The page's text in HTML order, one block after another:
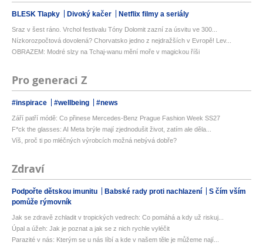
BLESK Tlapky Divoký kačer Netflix filmy a seriály
Sraz v šest ráno. Vrchol festivalu Tóny Dolomit zazní za úsvitu ve 300...
Nízkorozpočtová dovolená? Chorvatsko jedno z nejdražších v Evropě! Lev...
OBRAZEM: Modré slzy na Tchaj-wanu mění moře v magickou říši
Pro generaci Z
#inspirace #wellbeing #news
Září patří módě: Co přinese Mercedes-Benz Prague Fashion Week SS27
F*ck the glasses: AI Meta brýle mají zjednodušit život, zatím ale děla...
Víš, proč ti po mléčných výrobcích možná nebývá dobře?
Zdraví
Podpořte dětskou imunitu Babské rady proti nachlazení
S čím vším
pomůže rýmovník
Jak se zdravě zchladit v tropických vedrech: Co pomáhá a kdy už riskuj...
Úpal a úžeh: Jak je poznat a jak se z nich rychle vyléčit
Parazité v nás: Kterým se u nás líbí a kde v našem těle je můžeme nají...